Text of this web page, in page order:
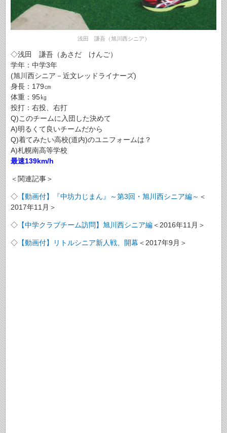
浅田 謙吾（旭川西シニア）
◇浅田 謙吾（あさだ けんご）
学年：中学3年
(旭川西シニア－近文レッドライナーズ)
身長：179㎝
体重：95㎏
投打：右投、右打
Q)このチームに入団した決めて
A)明るくて良いチームだから
Q)着てみたい高校(道内)のユニフォームは？
A)札幌南高等学校
最速139km/h
＜関連記事＞
◇ 【動画付】『中坊力じまん』～第3回・旭川西シニア編～ ＜
2017年11月＞
◇ 【中学クラブチーム訪問】旭川西シニア編＜2016年11月＞
◇ 【動画付】リトルシニア新人戦、開幕 ＜2017年9月＞